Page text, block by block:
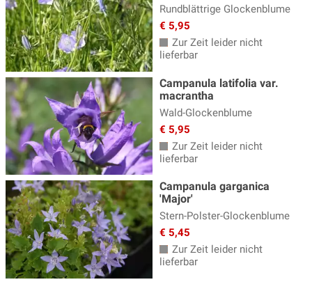
Rundblättrige Glockenblume
€ 5,95
Zur Zeit leider nicht
lieferbar
Campanula latifolia var.
macrantha
Wald-Glockenblume
€ 5,95
Zur Zeit leider nicht
lieferbar
Campanula garganica
'Major'
Stern-Polster-Glockenblume
€ 5,45
Zur Zeit leider nicht
lieferbar